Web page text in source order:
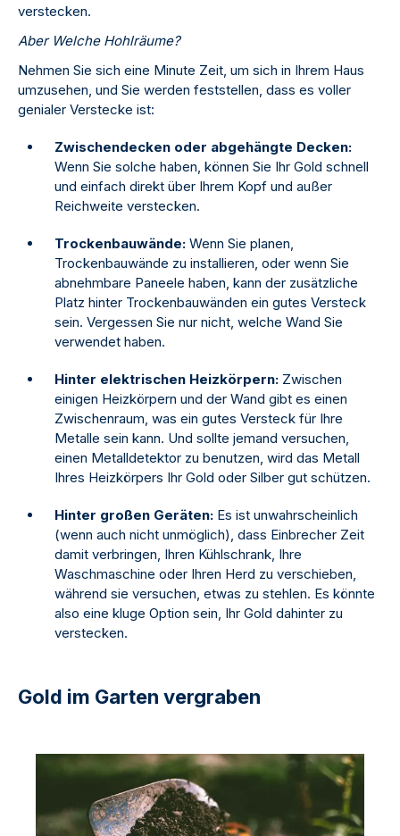
verstecken.
Aber Welche Hohlräume?
Nehmen Sie sich eine Minute Zeit, um sich in Ihrem Haus
umzusehen, und Sie werden feststellen, dass es voller
genialer Verstecke ist:
Zwischendecken oder abgehängte Decken:
Wenn Sie solche haben, können Sie Ihr Gold schnell
und einfach direkt über Ihrem Kopf und außer
Reichweite verstecken.
Trockenbauwände: Wenn Sie planen,
Trockenbauwände zu installieren, oder wenn Sie
abnehmbare Paneele haben, kann der zusätzliche
Platz hinter Trockenbauwänden ein gutes Versteck
sein. Vergessen Sie nur nicht, welche Wand Sie
verwendet haben.
Hinter elektrischen Heizkörpern: Zwischen
einigen Heizkörpern und der Wand gibt es einen
Zwischenraum, was ein gutes Versteck für Ihre
Metalle sein kann. Und sollte jemand versuchen,
einen Metalldetektor zu benutzen, wird das Metall
Ihres Heizkörpers Ihr Gold oder Silber gut schützen.
Hinter großen Geräten: Es ist unwahrscheinlich
(wenn auch nicht unmöglich), dass Einbrecher Zeit
damit verbringen, Ihren Kühlschrank, Ihre
Waschmaschine oder Ihren Herd zu verschieben,
während sie versuchen, etwas zu stehlen. Es könnte
also eine kluge Option sein, Ihr Gold dahinter zu
verstecken.
Gold im Garten vergraben